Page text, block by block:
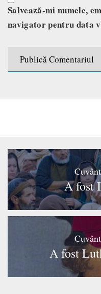
Salvează-mi numele,
navigator pentru data
A fost
A fost